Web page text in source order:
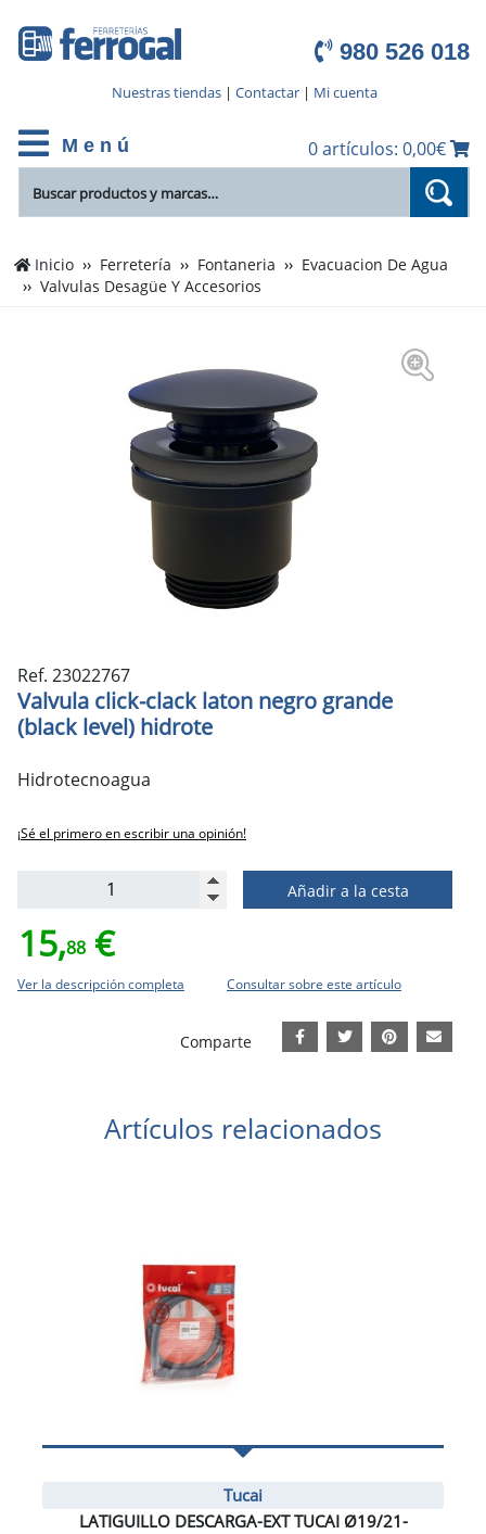
980 526 018
Nuestras tiendas| Contactar| Mi cuenta
M e n ú 0 artículos: 0,00€
Inicio Ferretería Fontaneria
Evacuacion De Agua
Valvulas Desagüe Y Accesorios
Ref. 23022767
Valvula click-clack laton negro grande
(black level) hidrote
Hidrotecnoagua
¡Sé el primero en escribir una opinión!
Añadir a la cesta
15,88 €
Ver la descripción completa Consultar sobre este artículo
Comparte
Artículos relacionados
Tucai
LATIGUILLO DESCARGA-EXT TUCAI Ø19/21-